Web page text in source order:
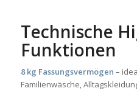
Technische
Funktionen
8 kg Fassungsvermögen –
Familienwäsche,